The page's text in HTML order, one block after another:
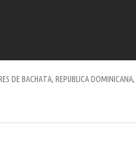
DE BACHATA, REPUBLICA